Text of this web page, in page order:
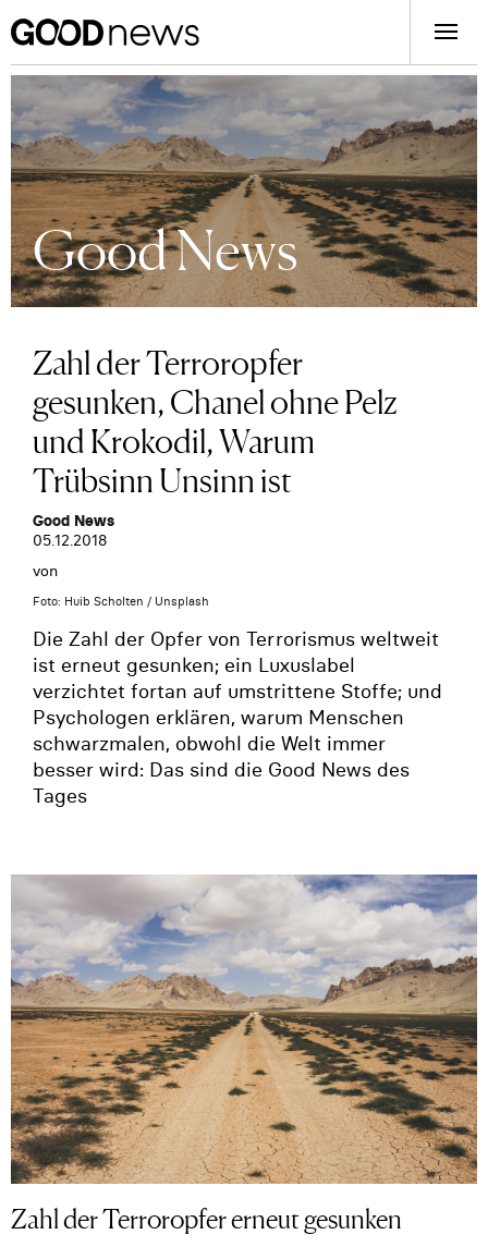
Good News
Zahl der Terroropfer
gesunken, Chanel ohne Pelz
und Krokodil, Warum
Trübsinn Unsinn ist
Good News
05.12.2018
von
Foto: Huib Scholten / Unsplash
Die Zahl der Opfer von Terrorismus weltweit
ist erneut gesunken; ein Luxuslabel
verzichtet fortan auf umstrittene Stoffe; und
Psychologen erklären, warum Menschen
schwarzmalen, obwohl die Welt immer
besser wird: Das sind die Good News des
Tages
Zahl der Terroropfer erneut gesunken